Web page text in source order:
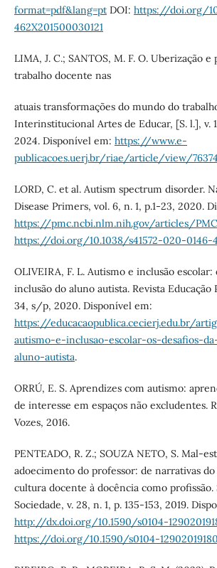
format=pdf&lang=ptDOI: https://doi.org/
462X201500030121
LIMA, J. C.; SANTOS, M. F. O. Uberização e
trabalho docente nas
atuais transformações do mundo do
Interinstitucional Artes de Educar, [S. l.], v.
2024. Disponível em: https://www.e-
publicacoes.uerj.br/riae/article/view/76374
LORD, C. et al. Autism spectrum disorder.
Disease Primers, vol. 6, n. 1, p.1-23, 2020.
https://pmc.ncbi.nlm.nih.gov/articles/
https://doi.org/10.1038/s41572-020-0146-4
OLIVEIRA, F. L. Autismo e inclusão escolar:
inclusão do aluno autista. Revista Educação
34, s/p, 2020. Disponível em:
https://educacaopublica.cecierj.edu.br/
autismo-e-inclusao-escolar-os-desafios-
aluno-autista.
ORRÚ, E. S. Aprendizes com autismo:
de interesse em espaços não excludentes.
Vozes, 2016.
PENTEADO, R. Z.; SOUZA NETO, S. Mal-
adoecimento do professor: de narrativas
cultura docente à docência como profissão.
Sociedade, v. 28, n. 1, p. 135-153, 2019.
http://dx.doi.org/10.1590/s0104-
https://doi.org/10.1590/s0104-